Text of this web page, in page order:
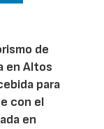
de
en Altos
para
con el
en